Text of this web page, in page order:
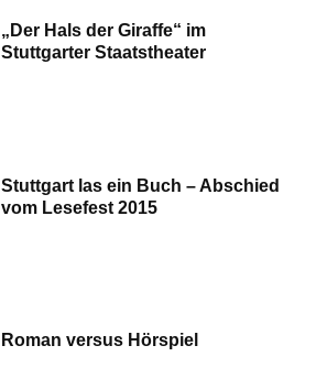
„Der Hals der Giraffe“ im
Stuttgarter Staatstheater
Stuttgart las ein Buch – Abschied
vom Lesefest 2015
Roman versus Hörspiel